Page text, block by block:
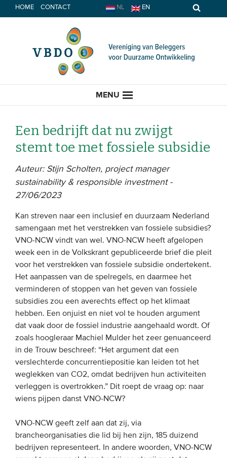
Spring
naar
HOME CONTACT NL EN
MENU
HOME
ACTUEEL
EVENEMENTEN
Van de VBDO
Van leden & partners
MEDIA
Publicaties
Webinars
Video’s
WIE WE ZIJN
Vereniging
Een bedrijft dat nu zwijgt
stemt toe met fossiele subsidie
Auteur: Stijn Scholten, project manager
sustainability & responsible investment -
27/06/2023
Kan streven naar een inclusief en duurzaam Nederland
samengaan met het verstrekken van fossiele subsidies?
VNO-NCW vindt van wel. VNO-NCW heeft afgelopen
week een in de Volkskrant gepubliceerde brief die pleit
voor het verstrekken van fossiele subsidie ondertekent.
Het aanpassen van de spelregels, en daarmee het
verminderen of stoppen van het geven van fossiele
subsidies zou een averechts effect op het klimaat
hebben. Een onjuist en niet vol te houden argument
dat vaak door de fossiel industrie aangehaald wordt. Of
zoals hoogleraar Machiel Mulder het zeer genuanceerd
in de Trouw beschreef: “Het argument dat een
verslechterde concurrentiepositie kan leiden tot het
weglekken van CO2, omdat bedrijven hun activiteiten
verleggen is overtrokken.” Dit roept de vraag op: naar
wiens pijpen danst VNO-NCW?
VNO-NCW geeft zelf aan dat zij, via
brancheorganisaties die lid bij hen zijn, 185 duizend
bedrijven representeert. In andere woorden, VNO-NCW